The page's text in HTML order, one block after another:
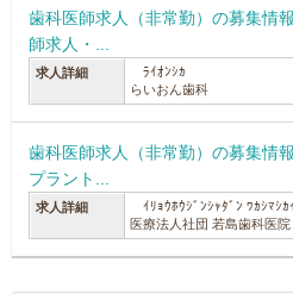
歯科医師求人（非常勤）の募集情
師求人・...
求人詳細
ﾗｲｵﾝｼｶ
らいおん歯科
歯科医師求人（非常勤）の募集情
プラント...
求人詳細
ｲﾘｮｳﾎｳｼﾞﾝｼｬﾀﾞﾝ ﾜｶｼﾏｼｶ
医療法人社団 若島歯科医